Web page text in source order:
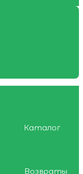
Каталог
Возвраты